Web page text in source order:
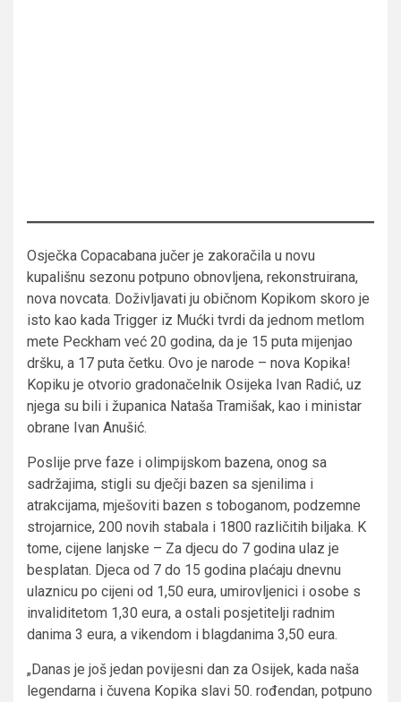
Osječka Copacabana jučer je zakoračila u novu
kupališnu sezonu potpuno obnovljena, rekonstruirana,
nova novcata. Doživljavati ju običnom Kopikom skoro je
isto kao kada Trigger iz Mućki tvrdi da jednom metlom
mete Peckham već 20 godina, da je 15 puta mijenjao
dršku, a 17 puta četku. Ovo je narode – nova Kopika!
Kopiku je otvorio gradonačelnik Osijeka Ivan Radić, uz
njega su bili i županica Nataša Tramišak, kao i ministar
obrane Ivan Anušić.
Poslije prve faze i olimpijskom bazena, onog sa
sadržajima, stigli su dječji bazen sa sjenilima i
atrakcijama, mješoviti bazen s toboganom, podzemne
strojarnice, 200 novih stabala i 1800 različitih biljaka. K
tome, cijene lanjske – Za djecu do 7 godina ulaz je
besplatan. Djeca od 7 do 15 godina plaćaju dnevnu
ulaznicu po cijeni od 1,50 eura, umirovljenici i osobe s
invaliditetom 1,30 eura, a ostali posjetitelji radnim
danima 3 eura, a vikendom i blagdanima 3,50 eura.
„Danas je još jedan povijesni dan za Osijek, kada naša
legendarna i čuvena Kopika slavi 50. rođendan, potpuno